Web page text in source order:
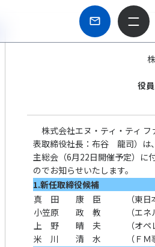
役
株式会社エヌ・ティ・ティ
表取締役社長：布谷 龍司）は
主総会（6月22日開催予定）に
のでお知らせいたします。
1.新任取締役候補
真 田 康 臣 （東日本電
小笠原 政 教 （エネル
上 野 晴 夫 （オペレーシ
米 川 清 水 （ＦＭ事業